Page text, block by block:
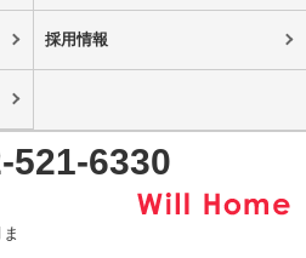
採用情報
521-6330